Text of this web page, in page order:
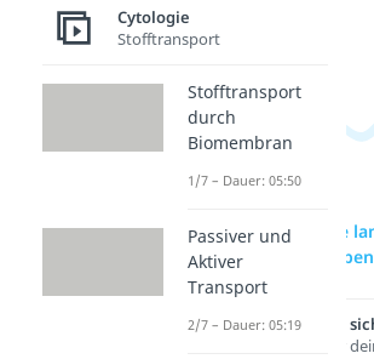
n?
Dauer: 01:56
zur Videoseite: Wie
ohne Essen
Lernen lohnt
Entdecke hier
Cytologie
Stofftransport
Stofftransport
durch
Biomembran
1/7 – Dauer: 05:50
Passiver und
Aktiver
Transport
2/7 – Dauer: 05:19